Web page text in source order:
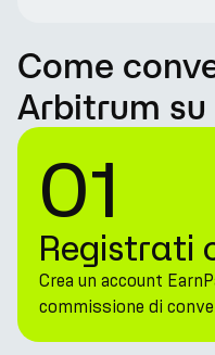
Come
Arbitrum su
01
Registrati
Crea un account
commissione di